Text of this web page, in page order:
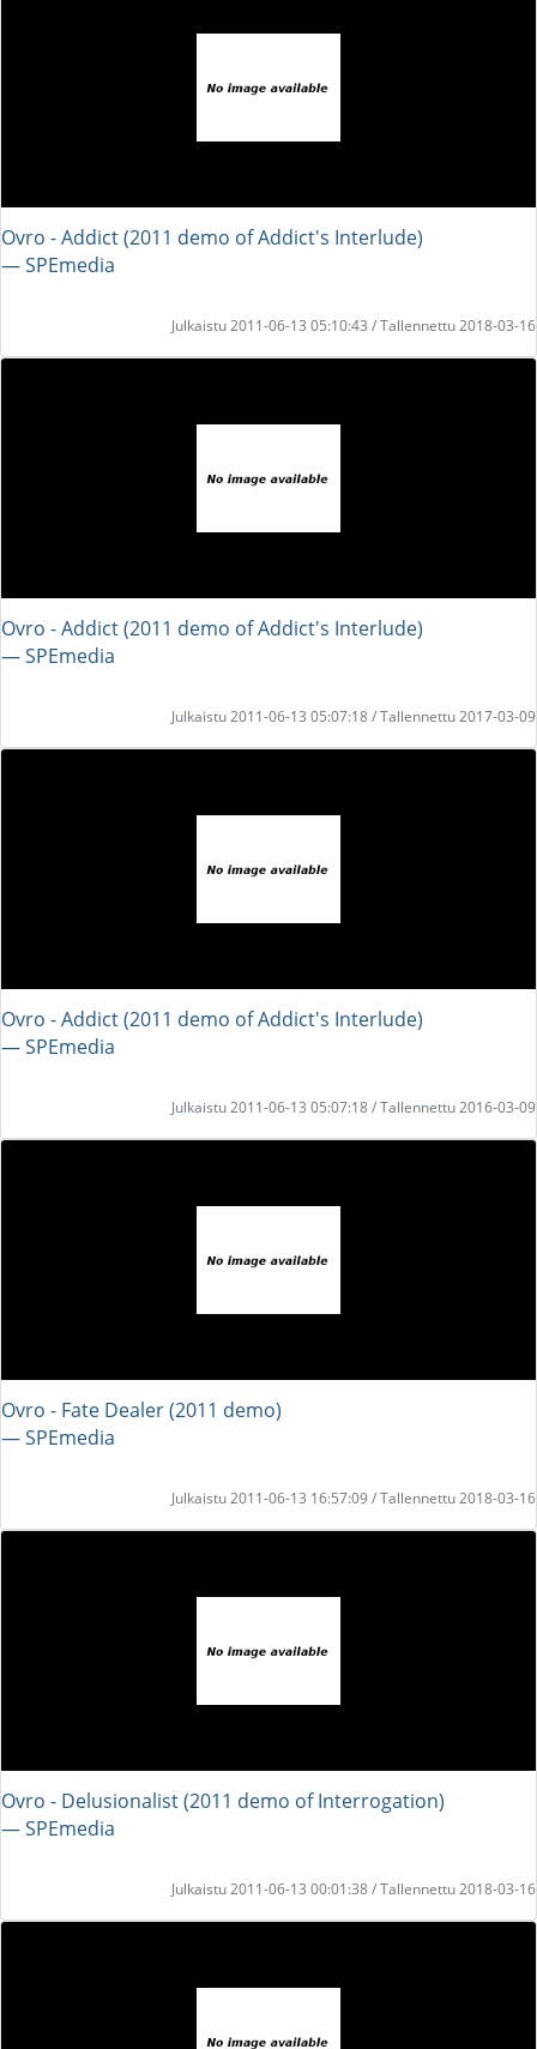
Ovro - Addict (2011 demo of Addict's Interlude)
― SPEmedia
Julkaistu 2011-06-13 05:10:43 / Tallennettu 2018-03-16
Ovro - Addict (2011 demo of Addict's Interlude)
― SPEmedia
Julkaistu 2011-06-13 05:07:18 / Tallennettu 2017-03-09
Ovro - Addict (2011 demo of Addict's Interlude)
― SPEmedia
Julkaistu 2011-06-13 05:07:18 / Tallennettu 2016-03-09
Ovro - Fate Dealer (2011 demo)
― SPEmedia
Julkaistu 2011-06-13 16:57:09 / Tallennettu 2018-03-16
Ovro - Delusionalist (2011 demo of Interrogation)
― SPEmedia
Julkaistu 2011-06-13 00:01:38 / Tallennettu 2018-03-16